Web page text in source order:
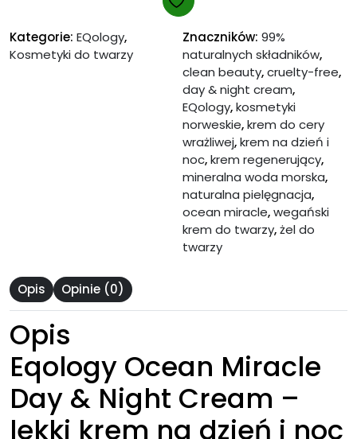
Kategorie: EQology,
Kosmetyki do twarzy
Znaczników: 99%
naturalnych składników,
clean beauty,cruelty-free,
day & night cream,
EQology,kosmetyki
norweskie,krem do cery
wrażliwej,krem na dzień i
noc,krem regenerujący,
mineralna woda morska,
naturalna pielęgnacja,
ocean miracle,wegański
krem do twarzy,żel do
twarzy
Opis Opinie (0)
Opis
Eqology Ocean Miracle
Day & Night Cream –
lekki krem na dzień i noc